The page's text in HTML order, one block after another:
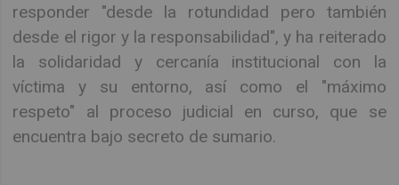
responder "desde la rotundidad pero también
desde el rigor y la responsabilidad", y ha reiterado
la solidaridad y cercanía institucional con la
víctima y su entorno, así como el "máximo
respeto" al proceso judicial en curso, que se
encuentra bajo secreto de sumario.